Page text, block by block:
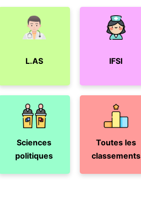
L.AS IFSI
Sciences
politiques
Toutes les
classements